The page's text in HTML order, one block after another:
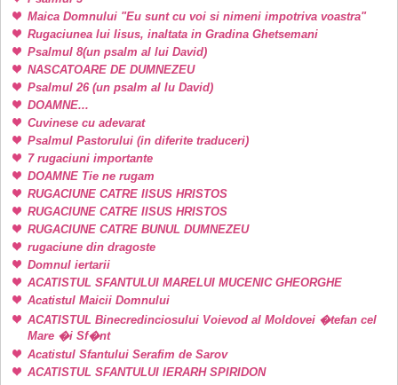
Maica Domnului "Eu sunt cu voi si nimeni impotriva voastra"
Rugaciunea lui Iisus, inaltata in Gradina Ghetsemani
Psalmul 8(un psalm al lui David)
NASCATOARE DE DUMNEZEU
Psalmul 26 (un psalm al lu David)
DOAMNE...
Cuvinese cu adevarat
Psalmul Pastorului (in diferite traduceri)
7 rugaciuni importante
DOAMNE Tie ne rugam
RUGACIUNE CATRE IISUS HRISTOS
RUGACIUNE CATRE IISUS HRISTOS
RUGACIUNE CATRE BUNUL DUMNEZEU
rugaciune din dragoste
Domnul iertarii
ACATISTUL SFANTULUI MARELUI MUCENIC GHEORGHE
Acatistul Maicii Domnului
ACATISTUL Binecredinciosului Voievod al Moldovei �tefan cel
Mare �i Sf�nt
Acatistul Sfantului Serafim de Sarov
ACATISTUL SFANTULUI IERARH SPIRIDON